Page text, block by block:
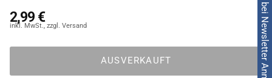
2,99 €
AUSVERKAUFT